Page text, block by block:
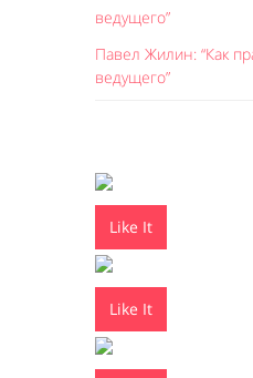
Павел Жилин: “Как
ведущего”
Like It
Like It